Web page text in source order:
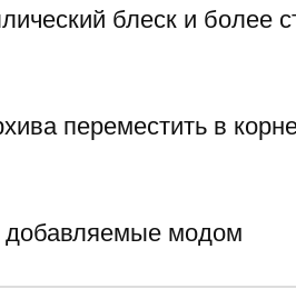
блеск и более
переместить в
модом